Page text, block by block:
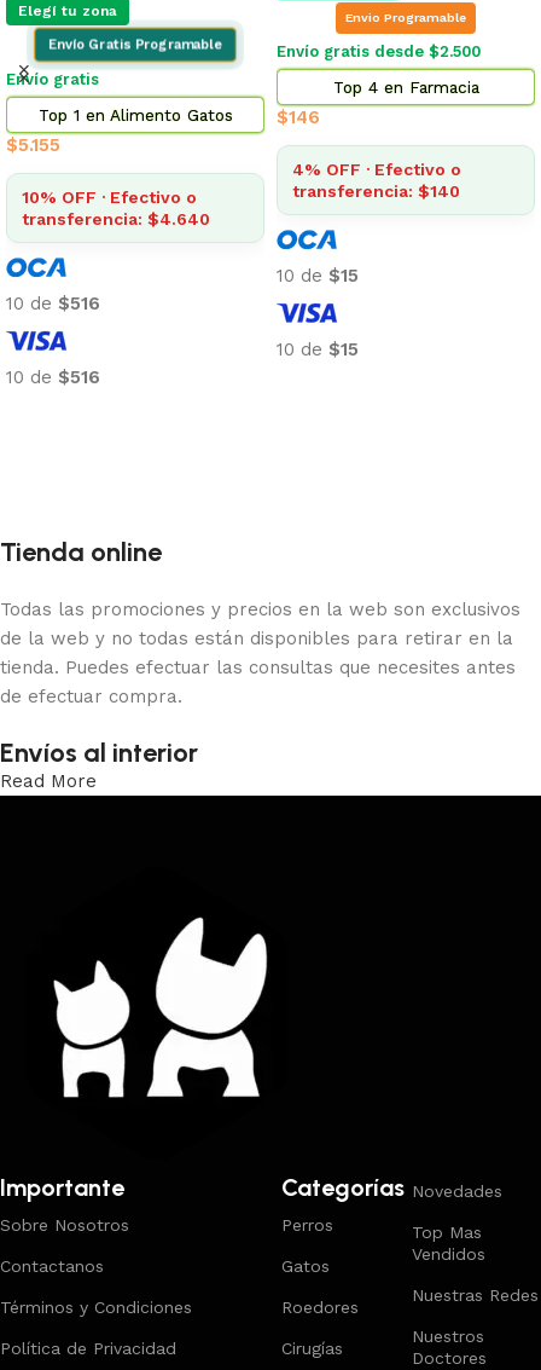
Elegí tu zona
Envío Gratis Programable
Envío gratis
Top 1 en Alimento Gatos
$5.155
10% OFF · Efectivo o
transferencia: $4.640
10 de $516
10 de $516
Envio Programable
Envío gratis desde $2.500
Top 4 en Farmacia
$146
4% OFF · Efectivo o
transferencia: $140
10 de $15
10 de $15
Tienda online
Todas las promociones y precios en la web son exclusivos
de la web y no todas están disponibles para retirar en la
tienda. Puedes efectuar las consultas que necesites antes
de efectuar compra.
Envíos al interior
Read More
Importante
Sobre Nosotros
Contactanos
Términos y Condiciones
Política de Privacidad
Categorías
Perros
Gatos
Roedores
Cirugías
Novedades
Top Mas
Vendidos
Nuestras Redes
Nuestros
Doctores